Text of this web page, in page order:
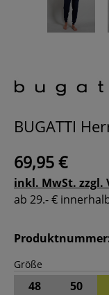
BUGATTI
69,95 €
inkl. MwSt. zzgl.
ab 29.- €
Größe
48 50